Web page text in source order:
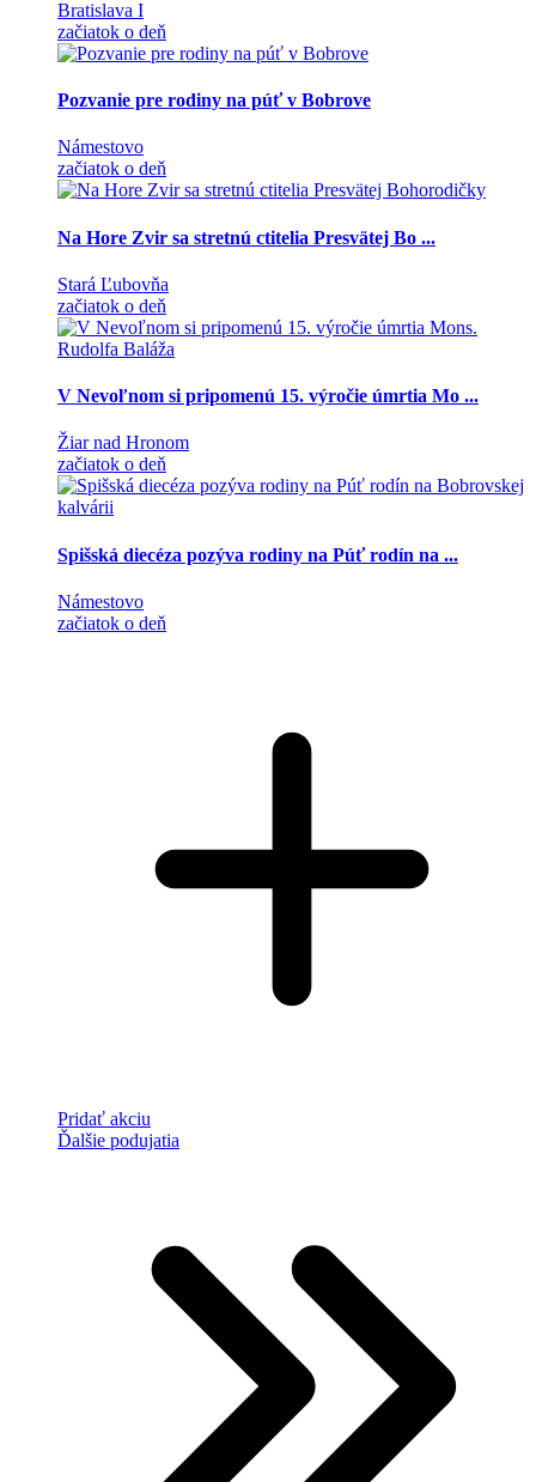
Bratislava I
začiatok o deň
Pozvanie pre rodiny na púť v Bobrove
Námestovo
začiatok o deň
Na Hore Zvir sa stretnú ctitelia Presvätej Bo ...
Stará Ľubovňa
začiatok o deň
V Nevoľnom si pripomenú 15. výročie úmrtia Mo ...
Žiar nad Hronom
začiatok o deň
Spišská diecéza pozýva rodiny na Púť rodín na ...
Námestovo
začiatok o deň
Pridať akciu
Ďalšie podujatia